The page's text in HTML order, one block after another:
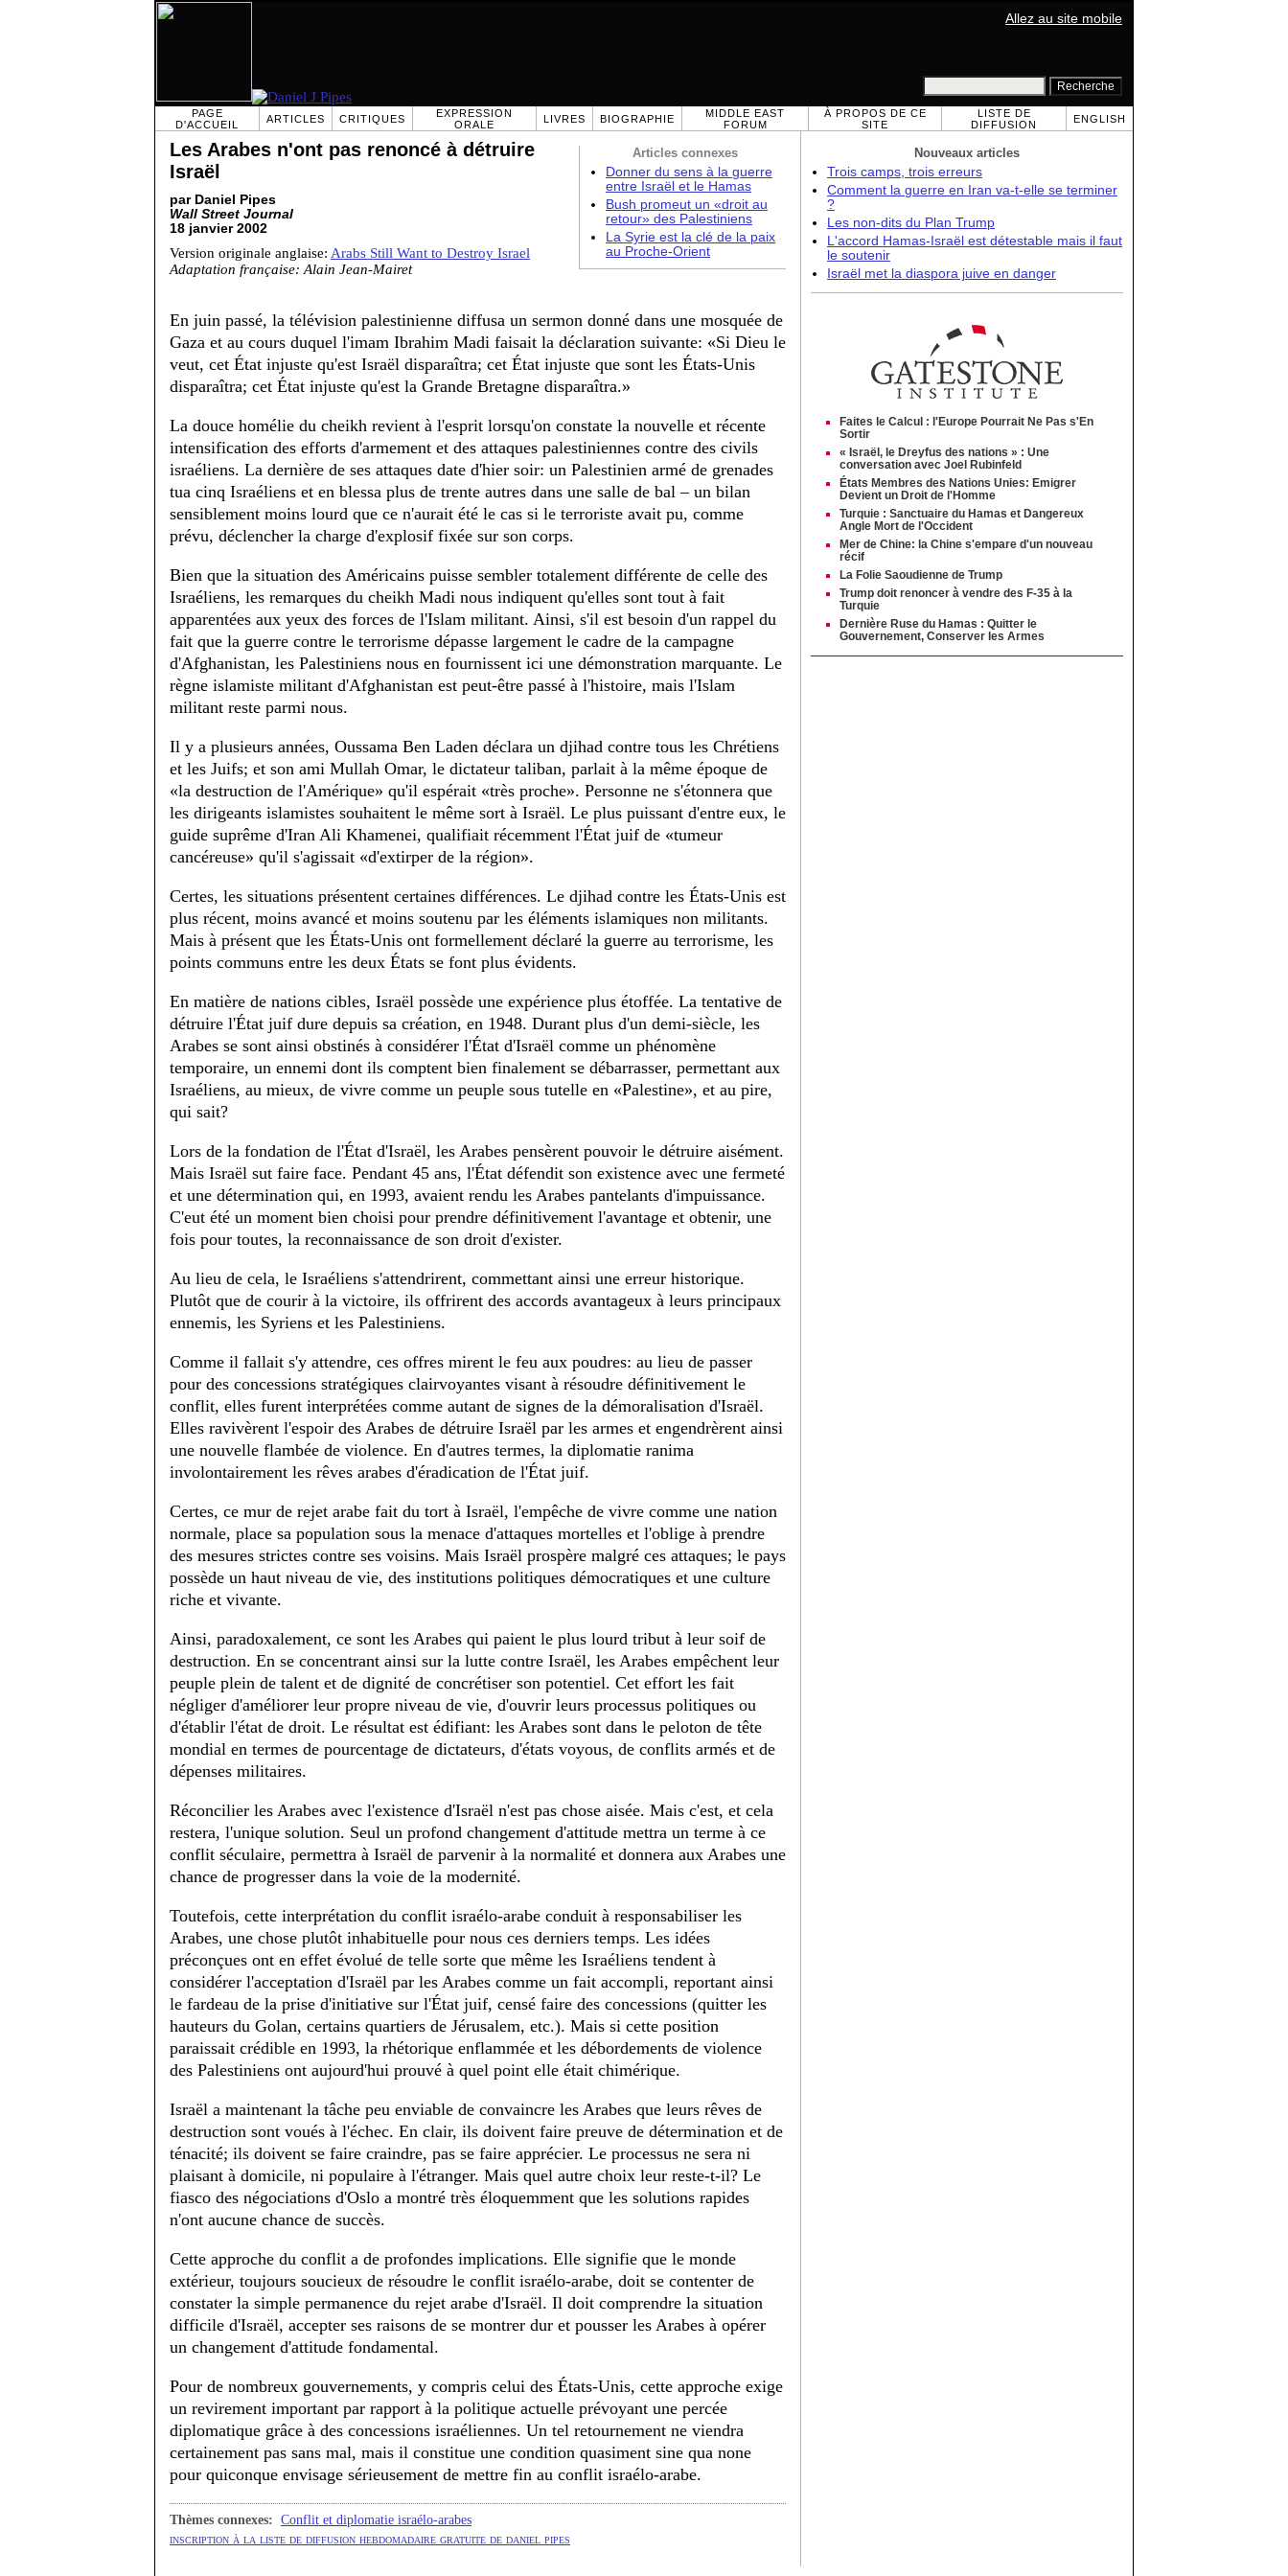
Allez au site mobile
PAGE
D'ACCUEIL
ARTICLES CRITIQUES
EXPRESSION
ORALE
LIVRES BIOGRAPHIE
MIDDLE EAST
FORUM
À PROPOS DE CE
SITE
LISTE DE
DIFFUSION
ENGLISH
Articles connexes
Donner du sens à la guerre
entre Israël et le Hamas
Bush promeut un «droit au
retour» des Palestiniens
La Syrie est la clé de la paix
au Proche-Orient
Les Arabes n'ont pas renoncé à détruire
Israël
par Daniel Pipes
Wall Street Journal
18 janvier 2002
Version originale anglaise: Arabs Still Want to Destroy Israel
Adaptation française: Alain Jean-Mairet
En juin passé, la télévision palestinienne diffusa un sermon donné dans une mosquée de
Gaza et au cours duquel l'imam Ibrahim Madi faisait la déclaration suivante: «Si Dieu le
veut, cet État injuste qu'est Israël disparaîtra; cet État injuste que sont les États-Unis
disparaîtra; cet État injuste qu'est la Grande Bretagne disparaîtra.»
La douce homélie du cheikh revient à l'esprit lorsqu'on constate la nouvelle et récente
intensification des efforts d'armement et des attaques palestiniennes contre des civils
israéliens. La dernière de ses attaques date d'hier soir: un Palestinien armé de grenades
tua cinq Israéliens et en blessa plus de trente autres dans une salle de bal – un bilan
sensiblement moins lourd que ce n'aurait été le cas si le terroriste avait pu, comme
prévu, déclencher la charge d'explosif fixée sur son corps.
Bien que la situation des Américains puisse sembler totalement différente de celle des
Israéliens, les remarques du cheikh Madi nous indiquent qu'elles sont tout à fait
apparentées aux yeux des forces de l'Islam militant. Ainsi, s'il est besoin d'un rappel du
fait que la guerre contre le terrorisme dépasse largement le cadre de la campagne
d'Afghanistan, les Palestiniens nous en fournissent ici une démonstration marquante. Le
règne islamiste militant d'Afghanistan est peut-être passé à l'histoire, mais l'Islam
militant reste parmi nous.
Il y a plusieurs années, Oussama Ben Laden déclara un djihad contre tous les Chrétiens
et les Juifs; et son ami Mullah Omar, le dictateur taliban, parlait à la même époque de
«la destruction de l'Amérique» qu'il espérait «très proche». Personne ne s'étonnera que
les dirigeants islamistes souhaitent le même sort à Israël. Le plus puissant d'entre eux, le
guide suprême d'Iran Ali Khamenei, qualifiait récemment l'État juif de «tumeur
cancéreuse» qu'il s'agissait «d'extirper de la région».
Certes, les situations présentent certaines différences. Le djihad contre les États-Unis est
plus récent, moins avancé et moins soutenu par les éléments islamiques non militants.
Mais à présent que les États-Unis ont formellement déclaré la guerre au terrorisme, les
points communs entre les deux États se font plus évidents.
En matière de nations cibles, Israël possède une expérience plus étoffée. La tentative de
détruire l'État juif dure depuis sa création, en 1948. Durant plus d'un demi-siècle, les
Arabes se sont ainsi obstinés à considérer l'État d'Israël comme un phénomène
temporaire, un ennemi dont ils comptent bien finalement se débarrasser, permettant aux
Israéliens, au mieux, de vivre comme un peuple sous tutelle en «Palestine», et au pire,
qui sait?
Lors de la fondation de l'État d'Israël, les Arabes pensèrent pouvoir le détruire aisément.
Mais Israël sut faire face. Pendant 45 ans, l'État défendit son existence avec une fermeté
et une détermination qui, en 1993, avaient rendu les Arabes pantelants d'impuissance.
C'eut été un moment bien choisi pour prendre définitivement l'avantage et obtenir, une
fois pour toutes, la reconnaissance de son droit d'exister.
Au lieu de cela, le Israéliens s'attendrirent, commettant ainsi une erreur historique.
Plutôt que de courir à la victoire, ils offrirent des accords avantageux à leurs principaux
ennemis, les Syriens et les Palestiniens.
Comme il fallait s'y attendre, ces offres mirent le feu aux poudres: au lieu de passer
pour des concessions stratégiques clairvoyantes visant à résoudre définitivement le
conflit, elles furent interprétées comme autant de signes de la démoralisation d'Israël.
Elles ravivèrent l'espoir des Arabes de détruire Israël par les armes et engendrèrent ainsi
une nouvelle flambée de violence. En d'autres termes, la diplomatie ranima
involontairement les rêves arabes d'éradication de l'État juif.
Certes, ce mur de rejet arabe fait du tort à Israël, l'empêche de vivre comme une nation
normale, place sa population sous la menace d'attaques mortelles et l'oblige à prendre
des mesures strictes contre ses voisins. Mais Israël prospère malgré ces attaques; le pays
possède un haut niveau de vie, des institutions politiques démocratiques et une culture
riche et vivante.
Ainsi, paradoxalement, ce sont les Arabes qui paient le plus lourd tribut à leur soif de
destruction. En se concentrant ainsi sur la lutte contre Israël, les Arabes empêchent leur
peuple plein de talent et de dignité de concrétiser son potentiel. Cet effort les fait
négliger d'améliorer leur propre niveau de vie, d'ouvrir leurs processus politiques ou
d'établir l'état de droit. Le résultat est édifiant: les Arabes sont dans le peloton de tête
mondial en termes de pourcentage de dictateurs, d'états voyous, de conflits armés et de
dépenses militaires.
Réconcilier les Arabes avec l'existence d'Israël n'est pas chose aisée. Mais c'est, et cela
restera, l'unique solution. Seul un profond changement d'attitude mettra un terme à ce
conflit séculaire, permettra à Israël de parvenir à la normalité et donnera aux Arabes une
chance de progresser dans la voie de la modernité.
Toutefois, cette interprétation du conflit israélo-arabe conduit à responsabiliser les
Arabes, une chose plutôt inhabituelle pour nous ces derniers temps. Les idées
préconçues ont en effet évolué de telle sorte que même les Israéliens tendent à
considérer l'acceptation d'Israël par les Arabes comme un fait accompli, reportant ainsi
le fardeau de la prise d'initiative sur l'État juif, censé faire des concessions (quitter les
hauteurs du Golan, certains quartiers de Jérusalem, etc.). Mais si cette position
paraissait crédible en 1993, la rhétorique enflammée et les débordements de violence
des Palestiniens ont aujourd'hui prouvé à quel point elle était chimérique.
Israël a maintenant la tâche peu enviable de convaincre les Arabes que leurs rêves de
destruction sont voués à l'échec. En clair, ils doivent faire preuve de détermination et de
ténacité; ils doivent se faire craindre, pas se faire apprécier. Le processus ne sera ni
plaisant à domicile, ni populaire à l'étranger. Mais quel autre choix leur reste-t-il? Le
fiasco des négociations d'Oslo a montré très éloquemment que les solutions rapides
n'ont aucune chance de succès.
Cette approche du conflit a de profondes implications. Elle signifie que le monde
extérieur, toujours soucieux de résoudre le conflit israélo-arabe, doit se contenter de
constater la simple permanence du rejet arabe d'Israël. Il doit comprendre la situation
difficile d'Israël, accepter ses raisons de se montrer dur et pousser les Arabes à opérer
un changement d'attitude fondamental.
Pour de nombreux gouvernements, y compris celui des États-Unis, cette approche exige
un revirement important par rapport à la politique actuelle prévoyant une percée
diplomatique grâce à des concessions israéliennes. Un tel retournement ne viendra
certainement pas sans mal, mais il constitue une condition quasiment sine qua none
pour quiconque envisage sérieusement de mettre fin au conflit israélo-arabe.
Thèmes connexes: Conflit et diplomatie israélo-arabes
inscription à la liste de diffusion hebdomadaire gratuite de daniel pipes
Nouveaux articles
Trois camps, trois erreurs
Comment la guerre en Iran va-t-elle se terminer
?
Les non-dits du Plan Trump
L'accord Hamas-Israël est détestable mais il faut
le soutenir
Israël met la diaspora juive en danger
Faites le Calcul : l'Europe Pourrait Ne Pas s'En
Sortir
« Israël, le Dreyfus des nations » : Une
conversation avec Joel Rubinfeld
États Membres des Nations Unies: Emigrer
Devient un Droit de l'Homme
Turquie : Sanctuaire du Hamas et Dangereux
Angle Mort de l'Occident
Mer de Chine: la Chine s'empare d'un nouveau
récif
La Folie Saoudienne de Trump
Trump doit renoncer à vendre des F-35 à la
Turquie
Dernière Ruse du Hamas : Quitter le
Gouvernement, Conserver les Armes